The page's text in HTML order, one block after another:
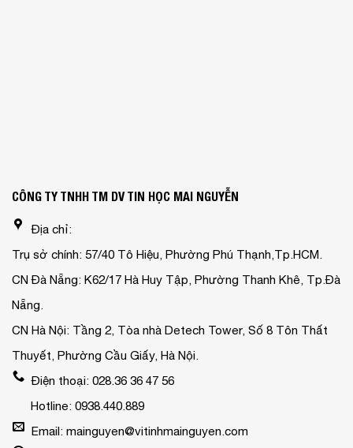
CÔNG TY TNHH TM DV TIN HỌC MAI NGUYỄN
Địa chỉ:
Trụ sở chính: 57/40 Tô Hiệu, Phường Phú Thạnh,Tp.HCM.
CN Đà Nẵng: K62/17 Hà Huy Tập, Phường Thanh Khê, Tp.Đà
Nẵng.
CN Hà Nội: Tầng 2, Tòa nhà Detech Tower, Số 8 Tôn Thất
Thuyết, Phường Cầu Giấy, Hà Nội.
Điện thoại: 028.36 36 47 56
Hotline: 0938.440.889
Email: mainguyen@vitinhmainguyen.com